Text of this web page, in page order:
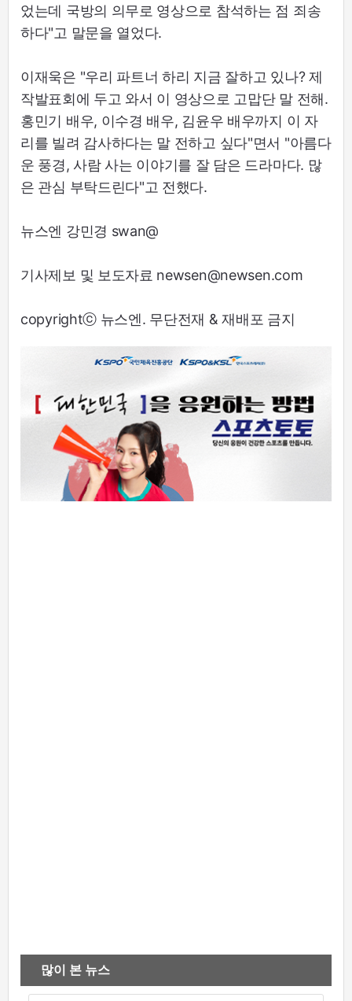
었는데 국방의 의무로 영상으로 참석하는 점 죄송
하다"고 말문을 열었다.
이재욱은 "우리 파트너 하리 지금 잘하고 있나? 제
작발표회에 두고 와서 이 영상으로 고맙단 말 전해.
홍민기 배우, 이수경 배우, 김윤우 배우까지 이 자
리를 빌려 감사하다는 말 전하고 싶다"면서 "아름다
운 풍경, 사람 사는 이야기를 잘 담은 드라마다. 많
은 관심 부탁드린다"고 전했다.
뉴스엔 강민경 swan@
기사제보 및 보도자료 newsen@newsen.com
copyrightⓒ 뉴스엔. 무단전재 & 재배포 금지
많이 본 뉴스